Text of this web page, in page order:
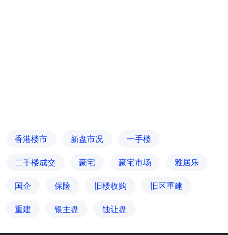
香港楼市 新盘市况 一手楼
二手楼成交 豪宅 豪宅市场 雅居乐
国企 保险 旧楼收购 旧区重建
重建 银主盘 蚀让盘